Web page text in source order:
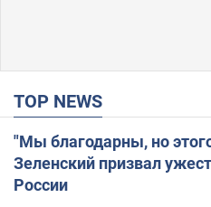
TOP NEWS
"Мы благодарны, но
Зеленский призвал
России